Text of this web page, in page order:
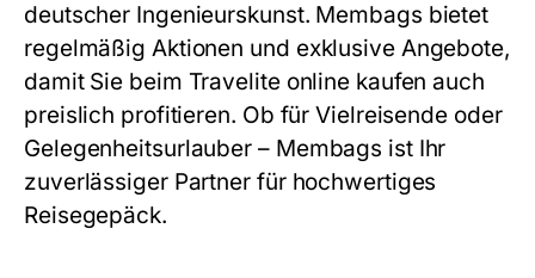
deutscher Ingenieurskunst. Membags bietet
regelmäßig Aktionen und exklusive Angebote,
damit Sie beim Travelite online kaufen auch
preislich profitieren. Ob für Vielreisende oder
Gelegenheitsurlauber – Membags ist Ihr
zuverlässiger Partner für hochwertiges
Reisegepäck.